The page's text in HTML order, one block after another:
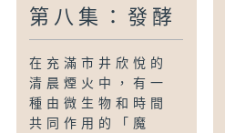
第八集：發酵
在充滿市井欣悅的
清晨煙火中，有一
種由微生物和時間
共同作用的「魔